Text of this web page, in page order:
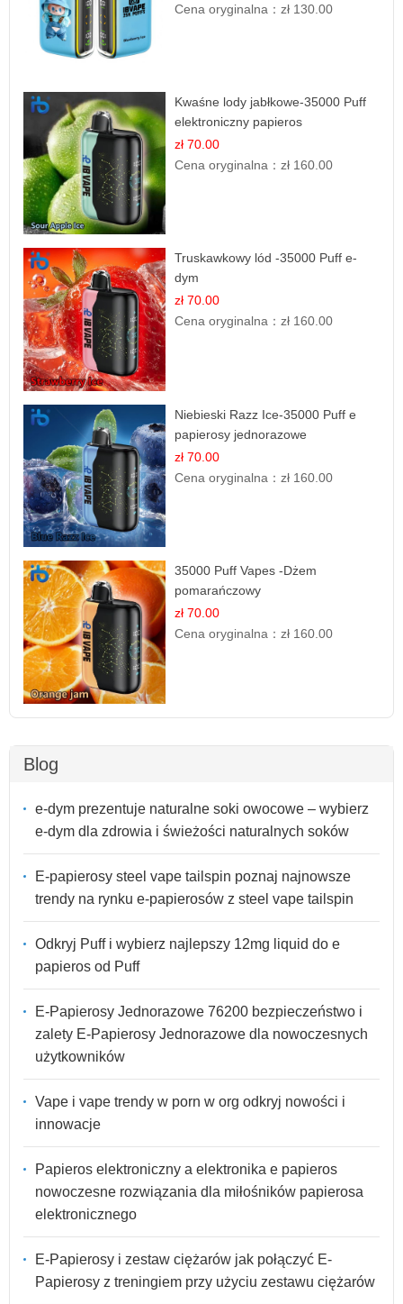
Cena oryginalna：zł 130.00
Kwaśne lody jabłkowe-35000 Puff
elektroniczny papieros
zł 70.00
Cena oryginalna：zł 160.00
Truskawkowy lód -35000 Puff e-
dym
zł 70.00
Cena oryginalna：zł 160.00
Niebieski Razz Ice-35000 Puff e
papierosy jednorazowe
zł 70.00
Cena oryginalna：zł 160.00
35000 Puff Vapes -Dżem
pomarańczowy
zł 70.00
Cena oryginalna：zł 160.00
Blog
e-dym prezentuje naturalne soki owocowe – wybierz
e-dym dla zdrowia i świeżości naturalnych soków
E-papierosy steel vape tailspin poznaj najnowsze
trendy na rynku e-papierosów z steel vape tailspin
Odkryj Puff i wybierz najlepszy 12mg liquid do e
papieros od Puff
E-Papierosy Jednorazowe 76200 bezpieczeństwo i
zalety E-Papierosy Jednorazowe dla nowoczesnych
użytkowników
Vape i vape trendy w porn w org odkryj nowości i
innowacje
Papieros elektroniczny a elektronika e papieros
nowoczesne rozwiązania dla miłośników papierosa
elektronicznego
E-Papierosy i zestaw ciężarów jak połączyć E-
Papierosy z treningiem przy użyciu zestawu ciężarów